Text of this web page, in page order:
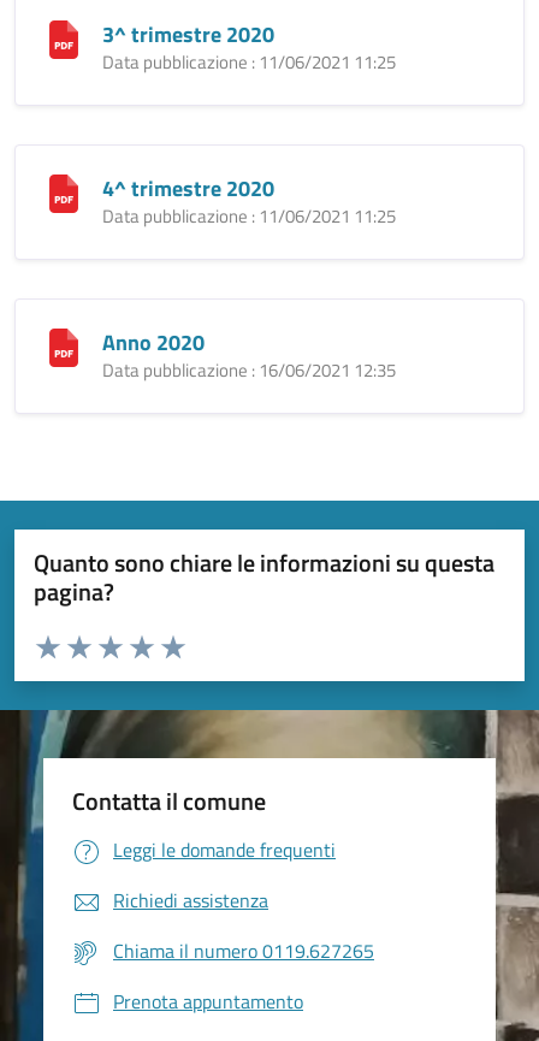
3^ trimestre 2020
Data pubblicazione : 11/06/2021 11:25
4^ trimestre 2020
Data pubblicazione : 11/06/2021 11:25
Anno 2020
Data pubblicazione : 16/06/2021 12:35
Quanto sono chiare le informazioni su questa
pagina?
Valuta da 1 a 5 stelle la pagina
Valuta 5 stelle su 5
Valuta 4 stelle su 5
Valuta 3 stelle su 5
Valuta 2 stelle su 5
Valuta 1 stelle su 5
Contatta il comune
Leggi le domande frequenti
Richiedi assistenza
Chiama il numero 0119.627265
Prenota appuntamento